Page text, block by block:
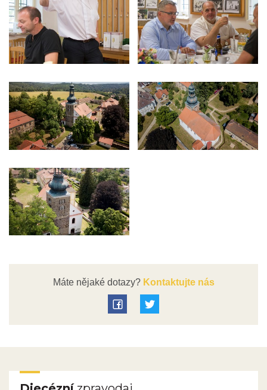
Máte nějaké dotazy?Kontaktujte nás